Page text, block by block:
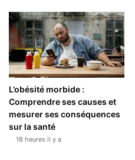
L’obésité morbide :
Comprendre ses causes et
mesurer ses conséquences
sur la santé
18 heures il y a